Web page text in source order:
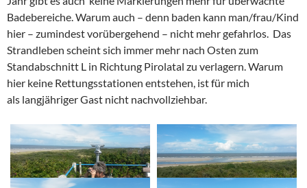
Badebereiche. Warum auch – denn baden kann man/frau/Kind
hier – zumindest vorübergehend – nicht mehr gefahrlos. Das
Strandleben scheint sich immer mehr nach Osten zum
Standabschnitt L in Richtung Pirolatal zu verlagern. Warum
hier keine Rettungsstationen entstehen, ist für mich
als langjähriger Gast nicht nachvollziehbar.